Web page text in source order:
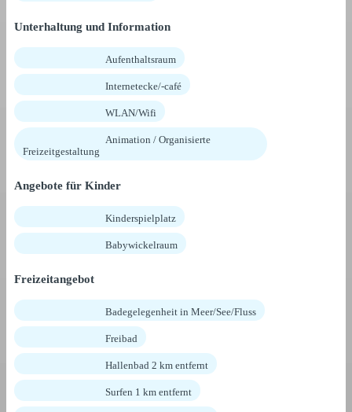
Unterhaltung und Information
Aufenthaltsraum
Internetecke/-café
WLAN/Wifi
Animation / Organisierte
Freizeitgestaltung
Angebote für Kinder
Kinderspielplatz
Babywickelraum
Freizeitangebot
Badegelegenheit in Meer/See/Fluss
Freibad
Hallenbad 2 km entfernt
Surfen 1 km entfernt